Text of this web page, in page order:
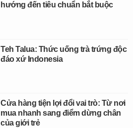
hướng đến tiêu chuẩn bắt buộc
Teh Talua: Thức uống trà trứng độc
đáo xứ Indonesia
Cửa hàng tiện lợi đổi vai trò: Từ nơi
mua nhanh sang điểm dừng chân
của giới trẻ